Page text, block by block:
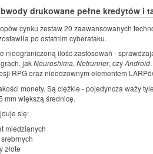
drukowane pełne kredytów i
cynku zestaw 20 zaawansowanych
po ostatnim cyberataku.
nieograniczoną ilość zastosowań -
jakNeuroshima, Netrunner, czyAndroid
RPG oraz nieodzownym elementem
monety. Są ciężkie - pojedyncza waży
mm większą średnicę.
się:
miedzianych
złote